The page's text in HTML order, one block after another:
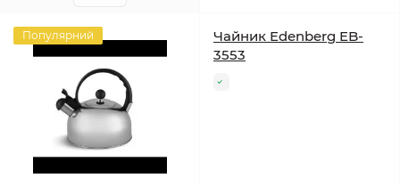
Популярний
Чайник Edenberg EB-
3553